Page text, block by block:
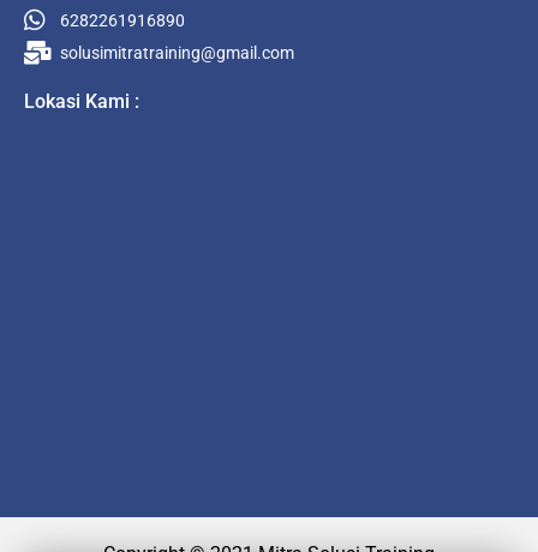
6282261916890
solusimitratraining@gmail.com
Lokasi Kami :